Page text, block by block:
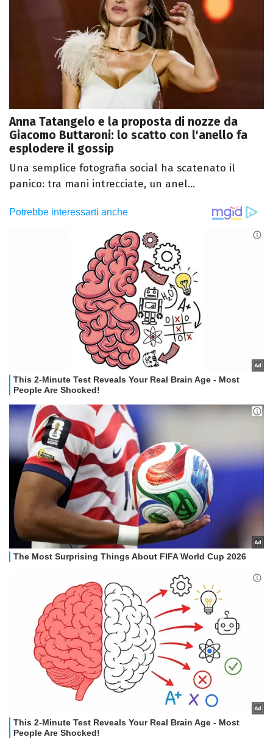
Anna Tatangelo e la proposta di nozze da
Giacomo Buttaroni: lo scatto con l'anello fa
esplodere il gossip
Una semplice fotografia social ha scatenato il
panico: tra mani intrecciate, un anel...